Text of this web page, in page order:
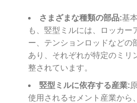
さまざまな種類の部品:基
も、竪型ミルには、ロッカー
ー、テンションロッドなどの
あり、それぞれが特定のミリ
整されています。
竪型ミルに依存する産業:
使用されるセメント産業から